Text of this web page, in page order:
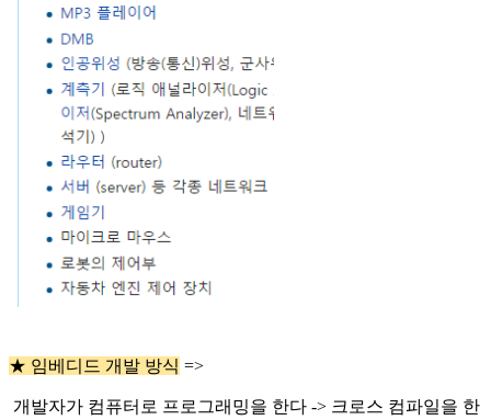
★ 임베디드 개발 방식 =>
개발자가 컴퓨터로 프로그래밍을 한다 -> 크로스 컴파일을 한